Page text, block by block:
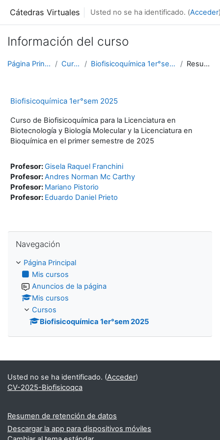
Cátedras Virtuales Usted no se ha identificado. (Acceder
Información del curso
Página Principal Cursos Biofisicoquímica 1er°sem 2025 Resumen
Biofisicoquímica 1er°sem 2025
Curso de Biofisicoquímica para la Licenciatura en
Biotecnología y Biología Molecular y la Licenciatura en
Bioquímica en el primer semestre de 2025
Profesor:Gisela Raquel Franchini
Profesor:Andres Norman Mc Carthy
Profesor: Mariano Pistorio
Profesor: Eduardo Daniel Prieto
Navegación
Página Principal
Mis cursos
Anuncios de la página
Mis cursos
Cursos
Biofisicoquímica 1er°sem 2025
Usted no se ha identificado. (Acceder)
CV-2025-Biofisicoqca
Resumen de retención de datos
Descargar la app para dispositivos móviles